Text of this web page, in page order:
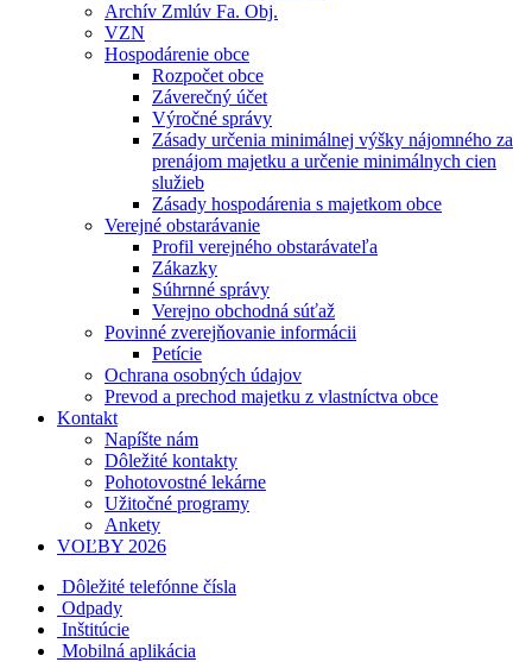
Archív Zmlúv Fa. Obj.
VZN
Hospodárenie obce
Rozpočet obce
Záverečný účet
Výročné správy
Zásady určenia minimálnej výšky nájomného za
prenájom majetku a určenie minimálnych cien
služieb
Zásady hospodárenia s majetkom obce
Verejné obstarávanie
Profil verejného obstarávateľa
Zákazky
Súhrnné správy
Verejno obchodná súťaž
Povinné zverejňovanie informácii
Petície
Ochrana osobných údajov
Prevod a prechod majetku z vlastníctva obce
Kontakt
Napíšte nám
Dôležité kontakty
Pohotovostné lekárne
Užitočné programy
Ankety
VOĽBY 2026
Dôležité telefónne čísla
Odpady
Inštitúcie
Mobilná aplikácia